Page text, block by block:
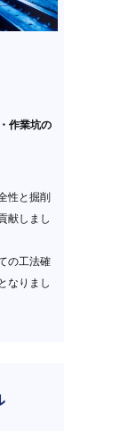
作業坑の
性と掘削
献しまし
の工法確
なりまし